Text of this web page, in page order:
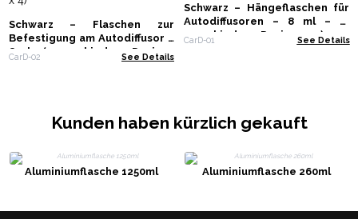
Schwarz – Flaschen zur
Befestigung am Autodiffusor –
8 ml – (3 verschiedene Designs
CarD-02 See Details
Schwarz – Hängeflaschen für
Autodiffusoren – 8 ml – (3
verschiedene Designs x 4)
CarD-01 See Details
Kunden haben kürzlich gekauft
Aluminiumflasche 1250ml Aluminiumflasche 260ml